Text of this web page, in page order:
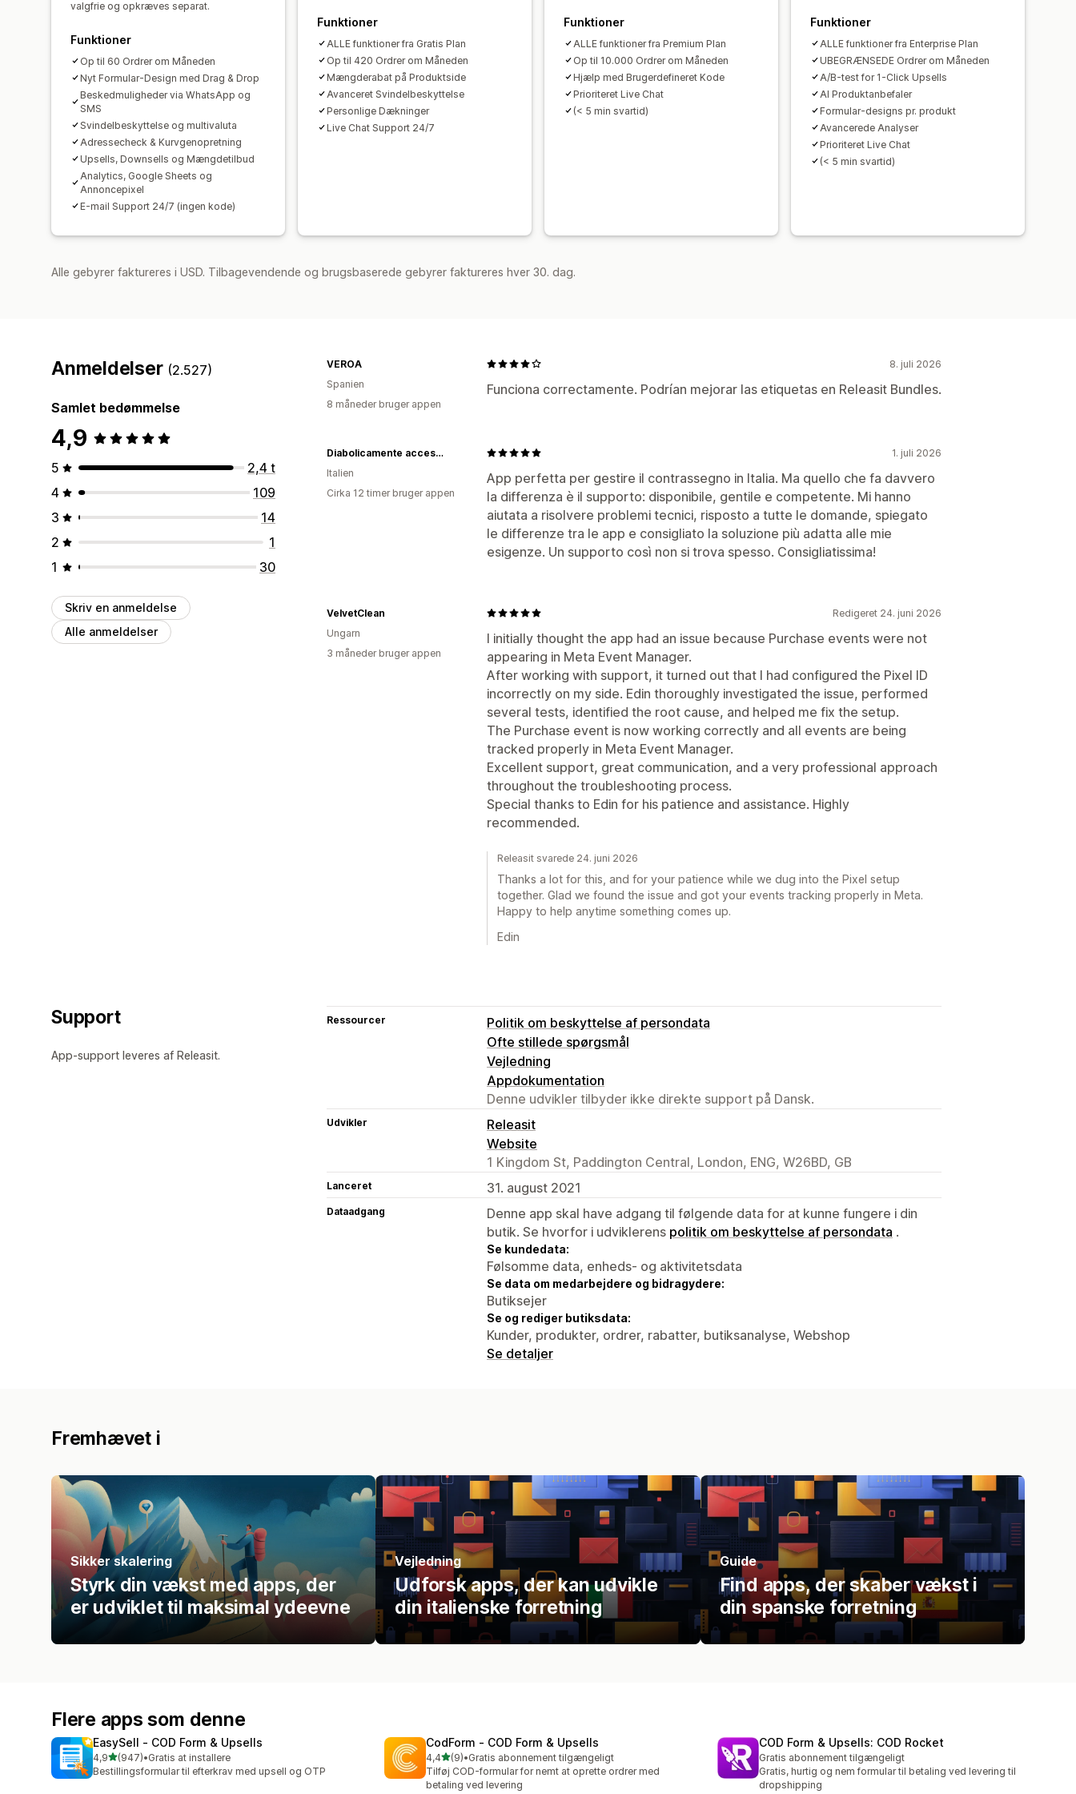
Klikrater Konverteringsrater Ydeevne af tragt
valgfrie og opkræves separat.
Funktioner
Op til 60 Ordrer om Måneden
Nyt Formular-Design med Drag & Drop
Beskedmuligheder via WhatsApp og
SMS
Svindelbeskyttelse og multivaluta
Adressecheck & Kurvgenopretning
Upsells, Downsells og Mængdetilbud
Analytics, Google Sheets og
Annoncepixel
E-mail Support 24/7 (ingen kode)
Funktioner
ALLE funktioner fra Gratis Plan
Op til 420 Ordrer om Måneden
Mængderabat på Produktside
Avanceret Svindelbeskyttelse
Personlige Dækninger
Live Chat Support 24/7
Funktioner
ALLE funktioner fra Premium Plan
Op til 10.000 Ordrer om Måneden
Hjælp med Brugerdefineret Kode
Prioriteret Live Chat
(< 5 min svartid)
Funktioner
ALLE funktioner fra Enterprise Plan
UBEGRÆNSEDE Ordrer om Måneden
A/B-test for 1-Click Upsells
AI Produktanbefaler
Formular-designs pr. produkt
Avancerede Analyser
Prioriteret Live Chat
(< 5 min svartid)
Alle gebyrer faktureres i USD. Tilbagevendende og brugsbaserede gebyrer faktureres hver 30. dag.
Anmeldelser (2.527)
Samlet bedømmelse
4,9
5
2,4 t
4
109
3
14
2
1
1
30
Skriv en anmeldelse
Alle anmeldelser
8. juli 2026
Funciona correctamente. Podrían mejorar las etiquetas en Releasit Bundles.
VEROA
Spanien
8 måneder bruger appen
1. juli 2026
App perfetta per gestire il contrassegno in Italia. Ma quello che fa davvero
la differenza è il supporto: disponibile, gentile e competente. Mi hanno
aiutata a risolvere problemi tecnici, risposto a tutte le domande, spiegato
le differenze tra le app e consigliato la soluzione più adatta alle mie
esigenze. Un supporto così non si trova spesso. Consigliatissima!
Diabolicamente accessori
Italien
Cirka 12 timer bruger appen
Redigeret 24. juni 2026
I initially thought the app had an issue because Purchase events were not
appearing in Meta Event Manager.
After working with support, it turned out that I had configured the Pixel ID
incorrectly on my side. Edin thoroughly investigated the issue, performed
several tests, identified the root cause, and helped me fix the setup.
The Purchase event is now working correctly and all events are being
tracked properly in Meta Event Manager.
Excellent support, great communication, and a very professional approach
throughout the troubleshooting process.
Special thanks to Edin for his patience and assistance. Highly
recommended.
VelvetClean
Ungarn
3 måneder bruger appen
Releasit svarede 24. juni 2026
Thanks a lot for this, and for your patience while we dug into the Pixel setup
together. Glad we found the issue and got your events tracking properly in Meta.
Happy to help anytime something comes up.
Edin
Support
App-support leveres af Releasit.
Ressourcer
Politik om beskyttelse af persondata
Ofte stillede spørgsmål
Vejledning
Appdokumentation
Denne udvikler tilbyder ikke direkte support på Dansk.
Udvikler
Releasit
Website
1 Kingdom St, Paddington Central, London, ENG, W26BD, GB
Lanceret 31. august 2021
Dataadgang
Denne app skal have adgang til følgende data for at kunne fungere i din
butik. Se hvorfor i udviklerens politik om beskyttelse af persondata .
Se kundedata:
Følsomme data, enheds- og aktivitetsdata
Se data om medarbejdere og bidragydere:
Butiksejer
Se og rediger butiksdata:
Kunder, produkter, ordrer, rabatter, butiksanalyse, Webshop
Se detaljer
Fremhævet i
Sikker skalering
Styrk din vækst med apps, der
er udviklet til maksimal ydeevne
Vejledning
Udforsk apps, der kan udvikle
din italienske forretning
Guide
Find apps, der skaber vækst i
din spanske forretning
Flere apps som denne
EasySell ‑ COD Form & Upsells
4,9ud af 5 stjerner
(947)
947 anmeldelser i alt
•Gratis at installere
Bestillingsformular til efterkrav med upsell og OTP
CodForm ‑ COD Form & Upsells
4,4ud af 5 stjerner
(9)
9 anmeldelser i alt
•Gratis abonnement tilgængeligt
Tilføj COD-formular for nemt at oprette ordrer med
betaling ved levering
COD Form & Upsells: COD Rocket
Gratis abonnement tilgængeligt
Gratis, hurtig og nem formular til betaling ved levering til
dropshipping